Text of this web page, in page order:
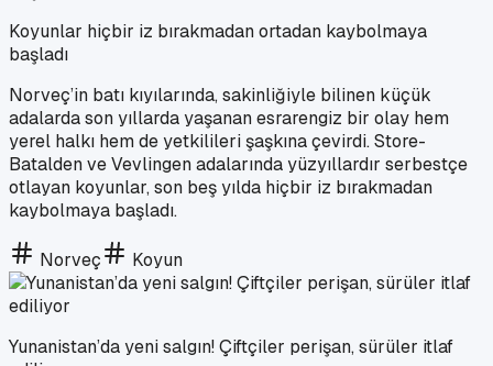
Koyunlar hiçbir iz bırakmadan ortadan kaybolmaya
başladı
Norveç’in batı kıyılarında, sakinliğiyle bilinen küçük
adalarda son yıllarda yaşanan esrarengiz bir olay hem
yerel halkı hem de yetkilileri şaşkına çevirdi. Store-
Batalden ve Vevlingen adalarında yüzyıllardır serbestçe
otlayan koyunlar, son beş yılda hiçbir iz bırakmadan
kaybolmaya başladı.
Norveç Koyun
Yunanistan’da yeni salgın! Çiftçiler perişan, sürüler itlaf